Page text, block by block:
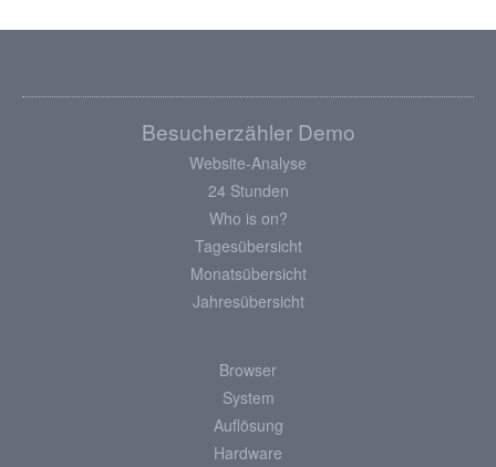
Besucherzähler Demo
Website-Analyse
24 Stunden
Who is on?
Tagesübersicht
Monatsübersicht
Jahresübersicht
Browser
System
Auflösung
Hardware